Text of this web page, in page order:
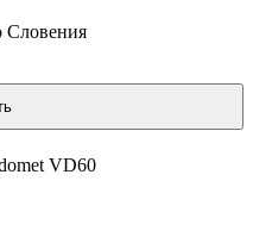
Словения
VD60